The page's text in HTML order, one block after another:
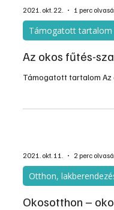
2021. okt. 22. 1 perc
Támogatott tartalom
Az okos fűtés-
Támogatott tartalom
2021. okt. 11. 2 perc
Otthon,
Okosotthon –